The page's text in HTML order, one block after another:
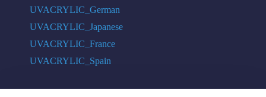
UVACRYLIC_German
UVACRYLIC_Japanese
UVACRYLIC_France
UVACRYLIC_Spain